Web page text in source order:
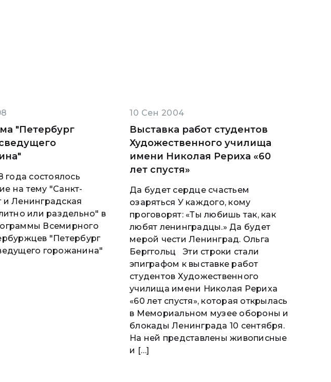
"Петербург
года состоялось
на тему "Санкт-
и Ленинградская
или раздельно" в
Всемирного
"Петербург
горожанина"
10 Сен 2004
Выставка работ студентов
Художественного училища
имени Николая Рериха «60
лет спустя»
Да будет сердце счастьем
озаряться У каждого, кому
проговорят: «Ты любишь так, как
любят ленинградцы.» Да будет
мерой чести Ленинград. Ольга
Берггольц Эти строки стали
эпиграфом к выставке работ
студентов Художественного
училища имени Николая Рериха
«60 лет спустя», которая открылась
в Мемориальном музее обороны и
блокады Ленинграда 10 сентября.
На ней представлены живописные
и […]